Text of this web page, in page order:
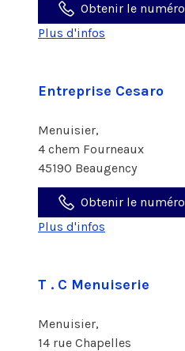
Obtenir le numéro
Plus d'infos
Entreprise Cesaro
Menuisier,
4 chem Fourneaux
45190 Beaugency
Obtenir le numéro
Plus d'infos
T . C Menuiserie
Menuisier,
14 rue Chapelles